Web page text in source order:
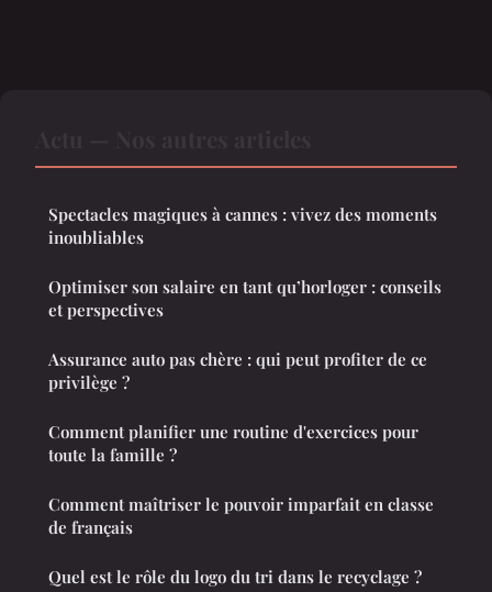
Spectacles magiques à cannes : vivez des moments
inoubliables
Optimiser son salaire en tant qu’horloger : conseils
et perspectives
Assurance auto pas chère : qui peut profiter de ce
privilège ?
Comment planifier une routine d'exercices pour
toute la famille ?
Comment maîtriser le pouvoir imparfait en classe
de français
Quel est le rôle du logo du tri dans le recyclage ?